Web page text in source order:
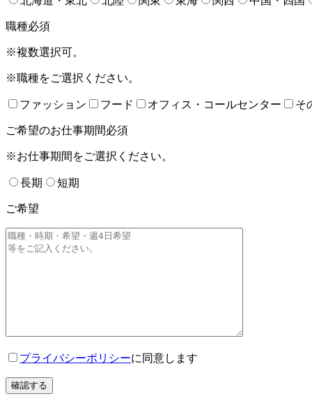
職種必須
※複数選択可。
※職種をご選択ください。
ファッション フード オフィス・コールセンター そ
ご希望のお仕事期間必須
※お仕事期間をご選択ください。
長期 短期
ご希望
プライバシーポリシーに同意します
確認する